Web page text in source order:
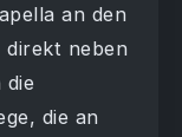
an den
direkt neben
die
die an